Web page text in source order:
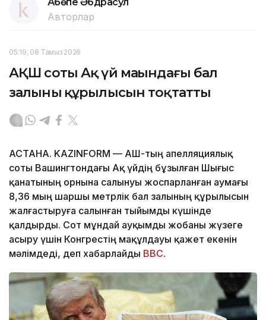
Авторлар
05:19, 08 Тамыз 2026
АҚШ соты Ақ үй маңындағы бал
залының құрылысын тоқтатты
АСТАНА. KAZINFORM — АҚШ-тың апелляциялық
соты Вашингтондағы Ақ үйдің бұзылған Шығыс
қанатының орнына салынуы жоспарланған аумағы
8,36 мың шаршы метрлік бал залының құрылысын
жалғастыруға салынған тыйымды күшінде
қалдырды. Сот мұндай ауқымды жобаны жүзеге
асыру үшін Конгрестің мақұлдауы қажет екенін
мәлімдеді, деп хабарлайды BBC.